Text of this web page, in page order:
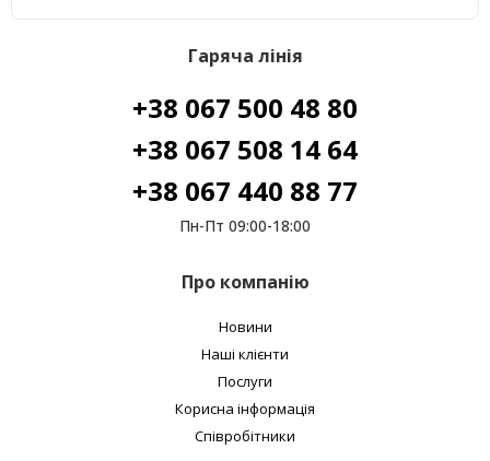
Гаряча лінія
+38 067 500 48 80
+38 067 508 14 64
+38 067 440 88 77
Пн-Пт 09:00-18:00
Про компанію
Новини
Наші клієнти
Послуги
Корисна інформація
Співробітники